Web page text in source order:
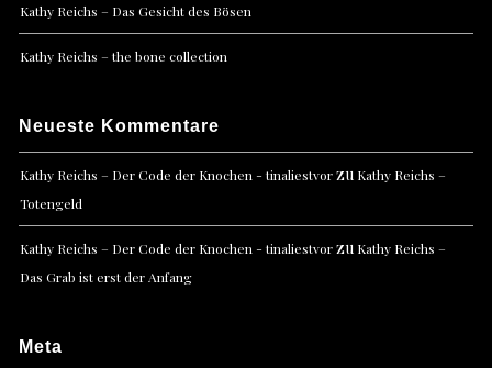
Kathy Reichs – Das Gesicht des Bösen
Kathy Reichs – the bone collection
Neueste Kommentare
Kathy Reichs – Der Code der Knochen - tinaliestvorzu Kathy Reichs –
Totengeld
Kathy Reichs – Der Code der Knochen - tinaliestvorzu Kathy Reichs –
Das Grab ist erst der Anfang
Meta